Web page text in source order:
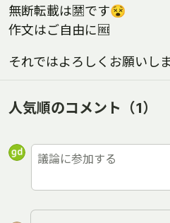
無断転載は🈲です😵
作文はご自由に🆓
それではよろしくお願いしま
人気順のコメント （1）